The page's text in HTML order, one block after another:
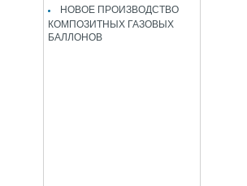
НОВОЕ ПРОИЗВОДСТВО
КОМПОЗИТНЫХ ГАЗОВЫХ
БАЛЛОНОВ